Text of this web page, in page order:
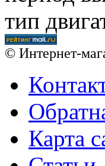
тип
© Интернет-
Карта